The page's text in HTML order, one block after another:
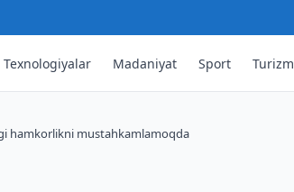
Texnologiyalar Madaniyat Sport Turizm
hamkorlikni mustahkamlamoqda